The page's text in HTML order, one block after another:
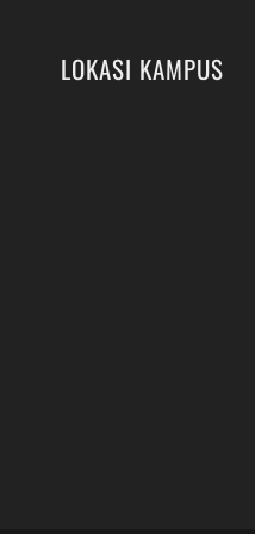
LOKASI KAMPUS